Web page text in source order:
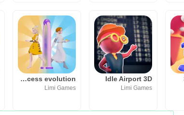
Idle Airport 3D
Limi Games
Princess evolution
Limi Games